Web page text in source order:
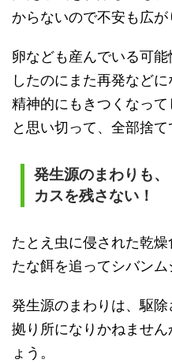
からないので不安も広が
卵なども産んでいる可
したのにまた再発などに
精神的にもきつくなっ
と思い切って、全部捨て
発生源のまわりも
カスを残さない！
たとえ虫に侵された乾
たな餌を追ってシバンム
発生源のまわりは、駆
拠り所になりかねませ
ょう。